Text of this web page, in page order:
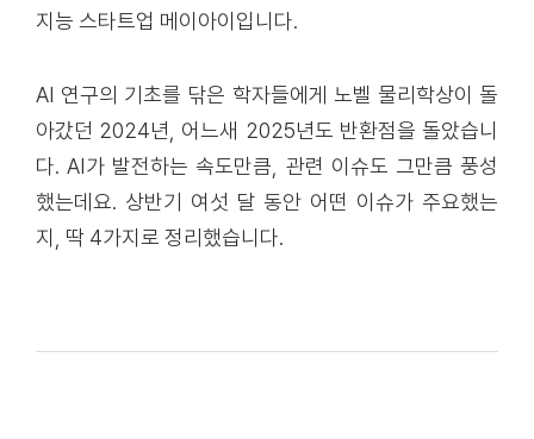
지능 스타트업 메이아이입니다.
AI 연구의 기초를 닦은 학자들에게 노벨 물리학상이 돌
아갔던 2024년, 어느새 2025년도 반환점을 돌았습니
다. AI가 발전하는 속도만큼, 관련 이슈도 그만큼 풍성
했는데요. 상반기 여섯 달 동안 어떤 이슈가 주요했는
지, 딱 4가지로 정리했습니다.